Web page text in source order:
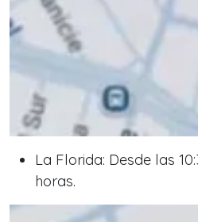
La Florida: Desde las
horas.